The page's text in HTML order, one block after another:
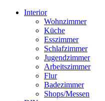
Interior
Wohnzimmer
Küche
Esszimmer
Schlafzimmer
Jugendzimmer
Arbeitszimmer
Flur
Badezimmer
Shops/Messen